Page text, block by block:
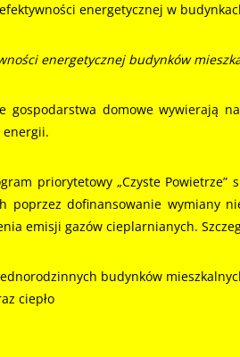
energetycznej w
energetycznej budynków
gospodarstwa domowe wywierają
energii.
priorytetowy „Czyste
poprzez dofinansowanie wymiany
emisji gazów cieplarnianych.
budynków
ciepło